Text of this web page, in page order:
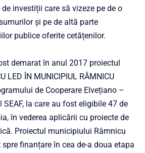
investiții care să vizeze pe de o
și pe de altă parte
publice oferite cetățenilor.
demarat în anul 2017 proiectul
LED ÎN MUNICIPIUL RÂMNICU
de Cooperare Elvețiano –
la care au fost eligibile 47 de
în vederea aplicării cu proiecte de
Proiectul municipiului Râmnicu
finanțare în cea de-a doua etapa